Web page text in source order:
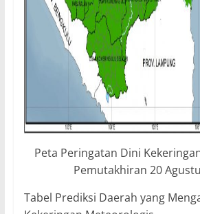
Peta Peringatan Dini
Pemutakhiran 20
Tabel Prediksi Daerah yang